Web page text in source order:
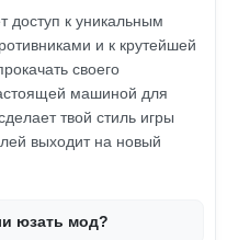
доступ к уникальным
и к крутейшей
своего
машиной для
твой стиль игры
выходит на новый
юзать мод?